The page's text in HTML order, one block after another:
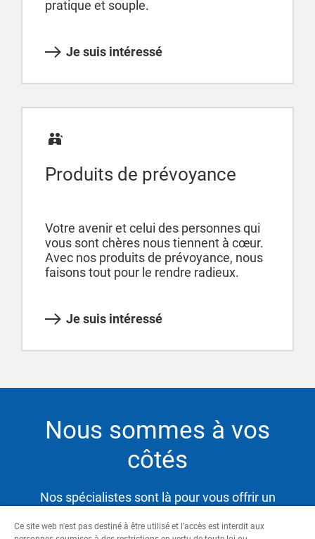
pratique et souple.
Je suis intéressé
Produits de prévoyance
Votre avenir et celui des personnes qui
vous sont chères nous tiennent à cœur.
Avec nos produits de prévoyance, nous
faisons tout pour le rendre radieux.
Je suis intéressé
Nous sommes à vos
côtés
Nos spécialistes sont là pour vous offrir un
besoins tout en vous aidant à atteindre vos
Ce site web n'est pas destiné à être utilisé et l’accès est interdit aux